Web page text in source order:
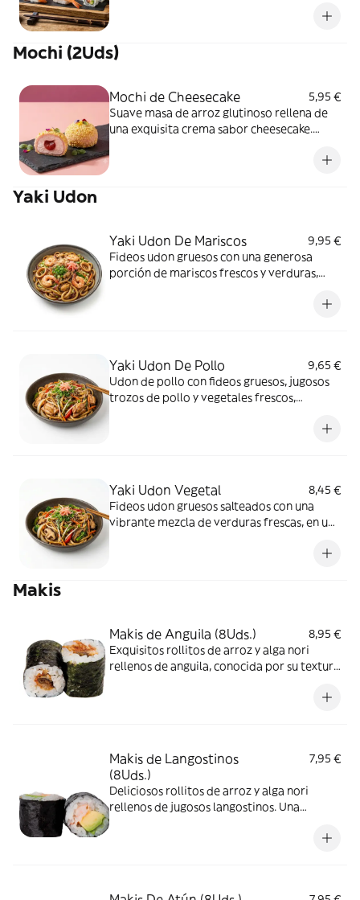
Mochi (2Uds)
Mochi de Cheesecake
5,95 €
Suave masa de arroz glutinoso rellena de
una exquisita crema sabor cheesecake.
Yaki Udon
Yaki Udon De Mariscos
9,95 €
Fideos udon gruesos con una generosa
porción de mariscos frescos y verduras,
Yaki Udon De Pollo
9,65 €
Udon de pollo con fideos gruesos, jugosos
trozos de pollo y vegetales frescos,
Yaki Udon Vegetal
8,45 €
Fideos udon gruesos salteados con una
vibrante mezcla de verduras frescas, en una
Makis
Makis de Anguila (8Uds.)
8,95 €
Exquisitos rollitos de arroz y alga nori
rellenos de anguila, conocida por su textura
dulce. Una opción gourmet para quienes
Makis de Langostinos
(8Uds.)
7,95 €
Deliciosos rollitos de arroz y alga nori
rellenos de jugosos langostinos. Una
y sabor fresco, elaborada al momento para